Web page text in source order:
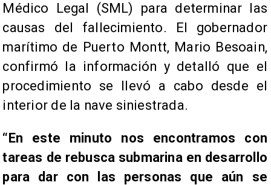
Médico Legal (SML) para determinar las
causas del fallecimiento. El gobernador
marítimo de Puerto Montt, Mario Besoain,
confirmó la información y detalló que el
procedimiento se llevó a cabo desde el
interior de la nave siniestrada.
“En este minuto nos encontramos con
tareas de rebusca submarina en desarrollo
para dar con las personas que aún se